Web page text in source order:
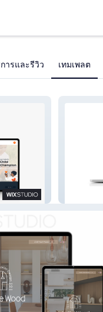
ารและรีวิว เทมเพลต